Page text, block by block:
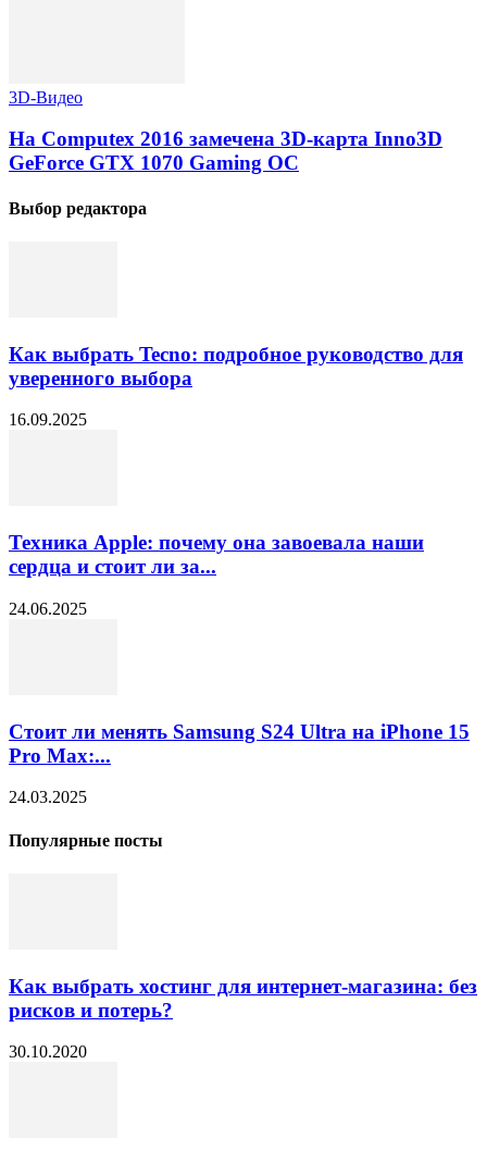
3D-Видео
На Computex 2016 замечена 3D-карта Inno3D
GeForce GTX 1070 Gaming OC
Выбор редактора
Как выбрать Tecno: подробное руководство для
уверенного выбора
16.09.2025
Техника Apple: почему она завоевала наши
сердца и стоит ли за...
24.06.2025
Стоит ли менять Samsung S24 Ultra на iPhone 15
Pro Max:...
24.03.2025
Популярные посты
Как выбрать хостинг для интернет-магазина: без
рисков и потерь?
30.10.2020